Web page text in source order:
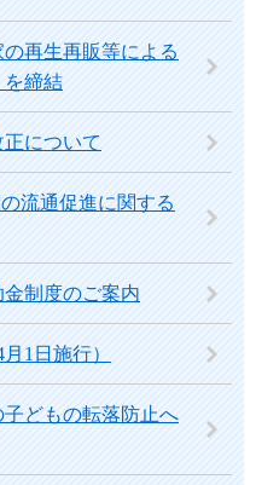
再生再販等による
を締結
について
流通促進に関する
制度のご案内
1日施行）
どもの転落防止へ